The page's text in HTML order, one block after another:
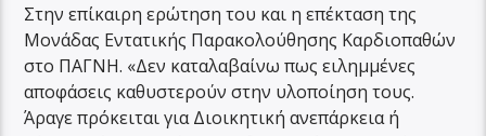
Στην επίκαιρη ερώτηση του και η επέκταση της
Μονάδας Εντατικής Παρακολούθησης Καρδιοπαθών
στο ΠΑΓΝΗ. «Δεν καταλαβαίνω πως ειλημμένες
αποφάσεις καθυστερούν στην υλοποίηση τους.
Άραγε πρόκειται για Διοικητική ανεπάρκεια ή